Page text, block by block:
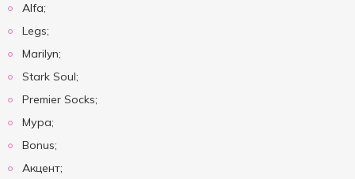
Alfa;
Legs;
Marilyn;
Stark Soul;
Premier Socks;
Мура;
Bonus;
Акцент;